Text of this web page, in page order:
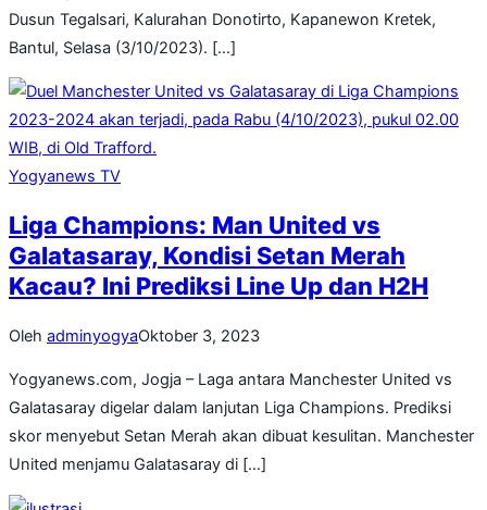
Dusun Tegalsari, Kalurahan Donotirto, Kapanewon Kretek,
Bantul, Selasa (3/10/2023). […]
Yogyanews TV
Liga Champions: Man United vs
Galatasaray, Kondisi Setan Merah
Kacau? Ini Prediksi Line Up dan H2H
Oleh adminyogyaOktober 3, 2023
Yogyanews.com, Jogja – Laga antara Manchester United vs
Galatasaray digelar dalam lanjutan Liga Champions. Prediksi
skor menyebut Setan Merah akan dibuat kesulitan. Manchester
United menjamu Galatasaray di […]